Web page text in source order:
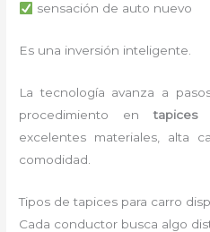
sensación de auto nuevo
Es una inversión inteligente.
La tecnología avanza a
procedimiento entapices
excelentes materiales, alta
comodidad.
Tipos de tapices para carro
Cada conductor busca algo